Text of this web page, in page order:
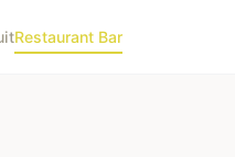
Restaurant Bar